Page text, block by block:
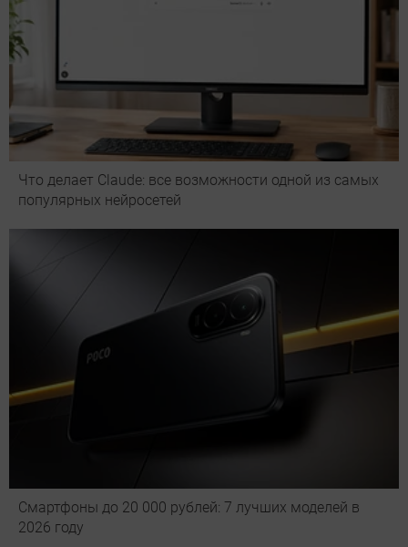
Что делает Сlaude: все возможности одной из самых
популярных нейросетей
Смартфоны до 20 000 рублей: 7 лучших моделей в
2026 году